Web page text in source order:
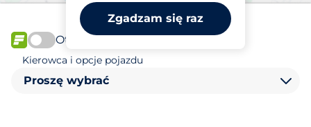
Zgadzam się raz
FLOW
Otwórz teraz
Kierowca i opcje pojazdu
Proszę wybrać